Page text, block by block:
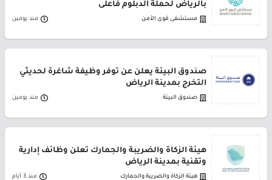
بالرياض لحملة الدبلوم فأعلى
مستشفى قوى الأمن منذ يومين
صندوق البيئة يعلن عن توفر وظيفة شاغرة لحديثي
التخرج بمدينة الرياض
صندوق البيئة منذ يومين
هيئة الزكاة والضريبة والجمارك تعلن وظائف إدارية
وتقنية بمدينة الرياض
هيئة الزكاة والضريبة والجمارك منذ 3 أيام